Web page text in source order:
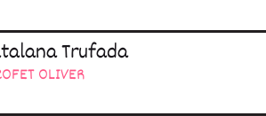
Trufada
OLIVER